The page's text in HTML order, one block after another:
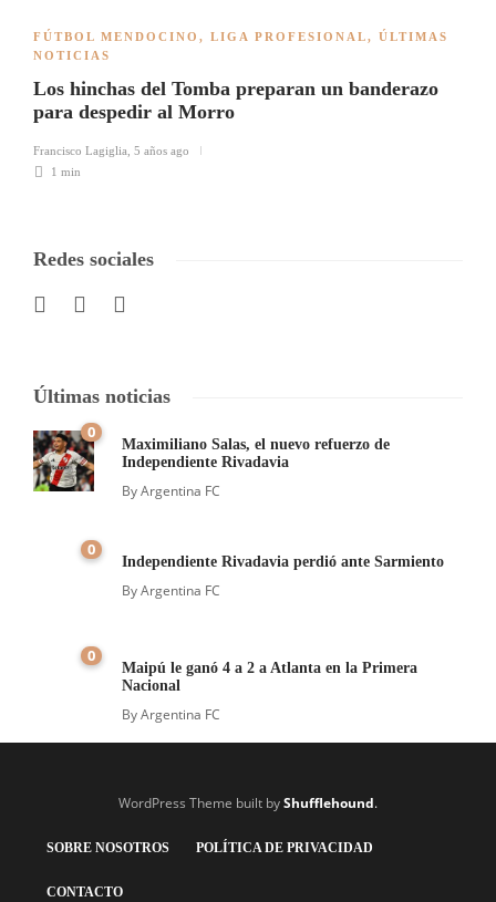
FÚTBOL MENDOCINO , LIGA PROFESIONAL, ÚLTIMAS
NOTICIAS
Los hinchas del Tomba preparan un banderazo
para despedir al Morro
Francisco Lagiglia 5 años ago
1 min
Redes sociales
Últimas noticias
0
Maximiliano Salas, el nuevo refuerzo de
Independiente Rivadavia
ByArgentina FC
0
Independiente Rivadavia perdió ante Sarmiento
ByArgentina FC
0
Maipú le ganó 4 a 2 a Atlanta en la Primera
Nacional
ByArgentina FC
WordPress Theme built byShufflehound.
SOBRE NOSOTROS POLÍTICA DE PRIVACIDAD
CONTACTO